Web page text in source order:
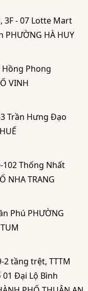
3F - 07 Lotte Mart
PHƯỜNG HÀ HUY
Hồng Phong
VINH
Trần Hưng Đạo
102 Thống Nhất
NHA TRANG
Phú PHƯỜNG
2 tầng trệt, TTTM
Đại Lộ Bình